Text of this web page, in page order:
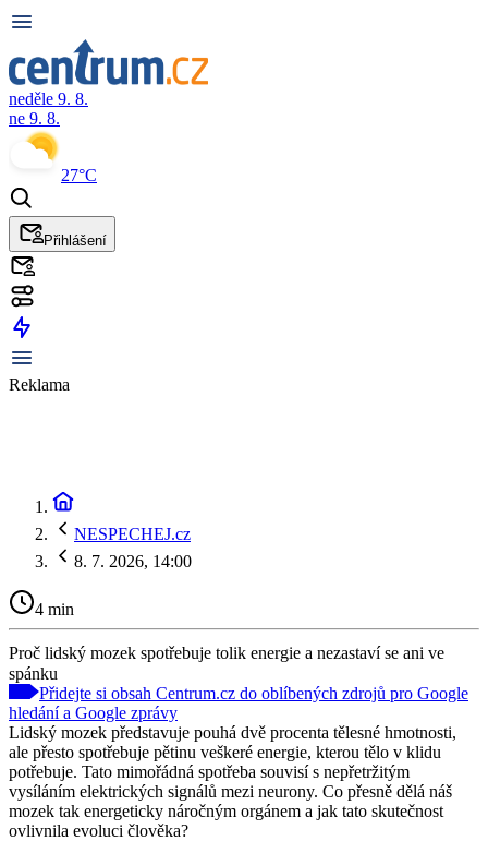
neděle 9. 8.
ne 9. 8.
27°C
Přihlášení
Reklama
NESPECHEJ.cz
8. 7. 2026, 14:00
4 min
Proč lidský mozek spotřebuje tolik energie a nezastaví se ani ve
spánku
Přidejte si obsah Centrum.cz do oblíbených zdrojů pro Google
hledání a Google zprávy
Lidský mozek představuje pouhá dvě procenta tělesné hmotnosti,
ale přesto spotřebuje pětinu veškeré energie, kterou tělo v klidu
potřebuje. Tato mimořádná spotřeba souvisí s nepřetržitým
vysíláním elektrických signálů mezi neurony. Co přesně dělá náš
mozek tak energeticky náročným orgánem a jak tato skutečnost
ovlivnila evoluci člověka?